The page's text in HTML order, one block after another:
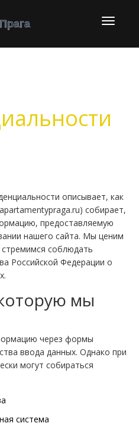
описывает, как
собирает,
предоставляемую
нашего сайта. Мы ценим
соблюдать
Российской Федерации о
мы
через формы
ввода данных. Однако при
могут собираться
система